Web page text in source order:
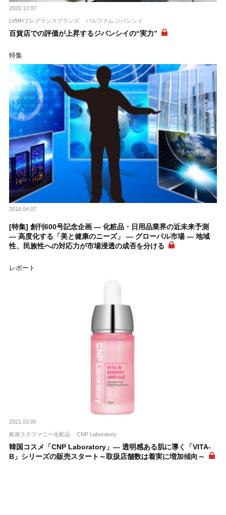
2020.12.07
LVMHフレグランスブランズ パルファム ジバンシイ
百貨店での評価が上昇するジバンシイの“実力”
特集
2018.04.07
[特集] 創刊600号記念企画 ― 化粧品・日用品業界の近未来予測
― 高度化する「美と健康のニーズ」 ― グローバル市場 ― 地域
性、民族性への対応力が市場浸透の成否を分ける
レポート
2021.03.05
銀座ステファニー化粧品 CNP Laboratory
韓国コスメ「CNP Laboratory」― 透明感ある肌に導く「VITA-
B」シリーズの販売スタート～取扱店舗数は着実に増加傾向～